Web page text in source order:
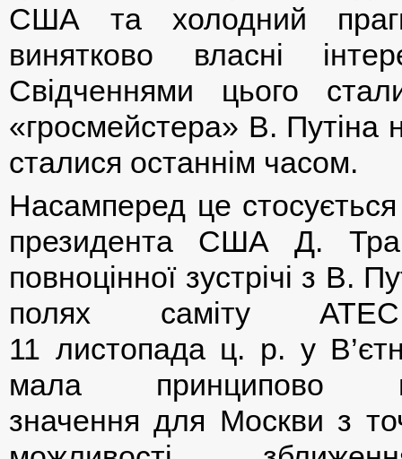
США та холодний
винятково власні
Свідченнями цього
«гросмейстера» В. Путіна
сталися останнім часом.
Насамперед це
президента США Д.
повноцінної зустрічі з В.
полях саміту
11 листопада ц. р. у
мала принципово
значення для Москви з